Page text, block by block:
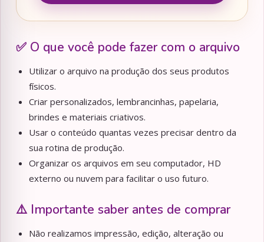
✅ O que você pode fazer com o arquivo
Utilizar o arquivo na produção dos seus produtos
físicos.
Criar personalizados, lembrancinhas, papelaria,
brindes e materiais criativos.
Usar o conteúdo quantas vezes precisar dentro da
sua rotina de produção.
Organizar os arquivos em seu computador, HD
externo ou nuvem para facilitar o uso futuro.
⚠️ Importante saber antes de comprar
Não realizamos impressão, edição, alteração ou